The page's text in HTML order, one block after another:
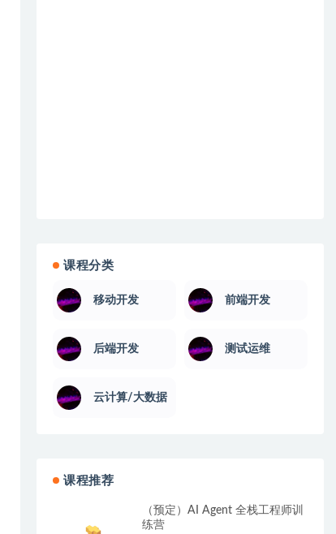
课程分类
移动开发 前端开发
后端开发 测试运维
云计算/大数据
课程推荐
（预定）AI Agent 全栈工程师训
练营